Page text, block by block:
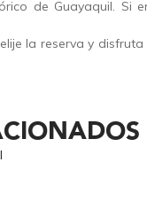
de Guayaquil. Si
la reserva y disfruta